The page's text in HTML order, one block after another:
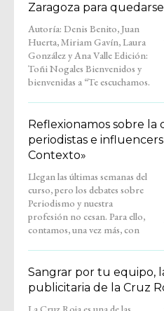
Zaragoza para quedarse
Autoría: Denis Benito, Juan
Huerta, Miriam Gavín, Laura
González y Ana Valle Edición:
Toñi Nogales Bienvenidos y
bienvenidas a “Te escuchamos.
Voces de quienes llegaron a
Zaragoza para quedarse”. Un
espacio tranquilo, hecho para
escuchar sin prisas y
Reflexionamos sobre
periodistas e
Contexto»
Llegan las últimas semanas del
curso, pero los debates sobre
Periodismo y nuestra
profesión no cesan. Para ello,
contamos, una vez más, con
nuestro propio podcast de
#Entremedios. Laura Jiménez,
Adriana Pérez, Gisela de Mur
Sangrar por tu equipo,
publicitaria de la Cruz